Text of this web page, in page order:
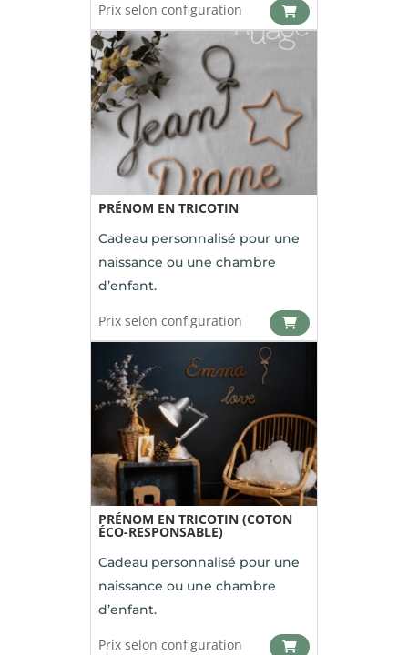
Prix selon configuration
PRÉNOM EN TRICOTIN
Cadeau personnalisé pour une
naissance ou une chambre
d’enfant.
Prix selon configuration
PRÉNOM EN TRICOTIN (COTON
ÉCO-RESPONSABLE)
Cadeau personnalisé pour une
naissance ou une chambre
d’enfant.
Prix selon configuration